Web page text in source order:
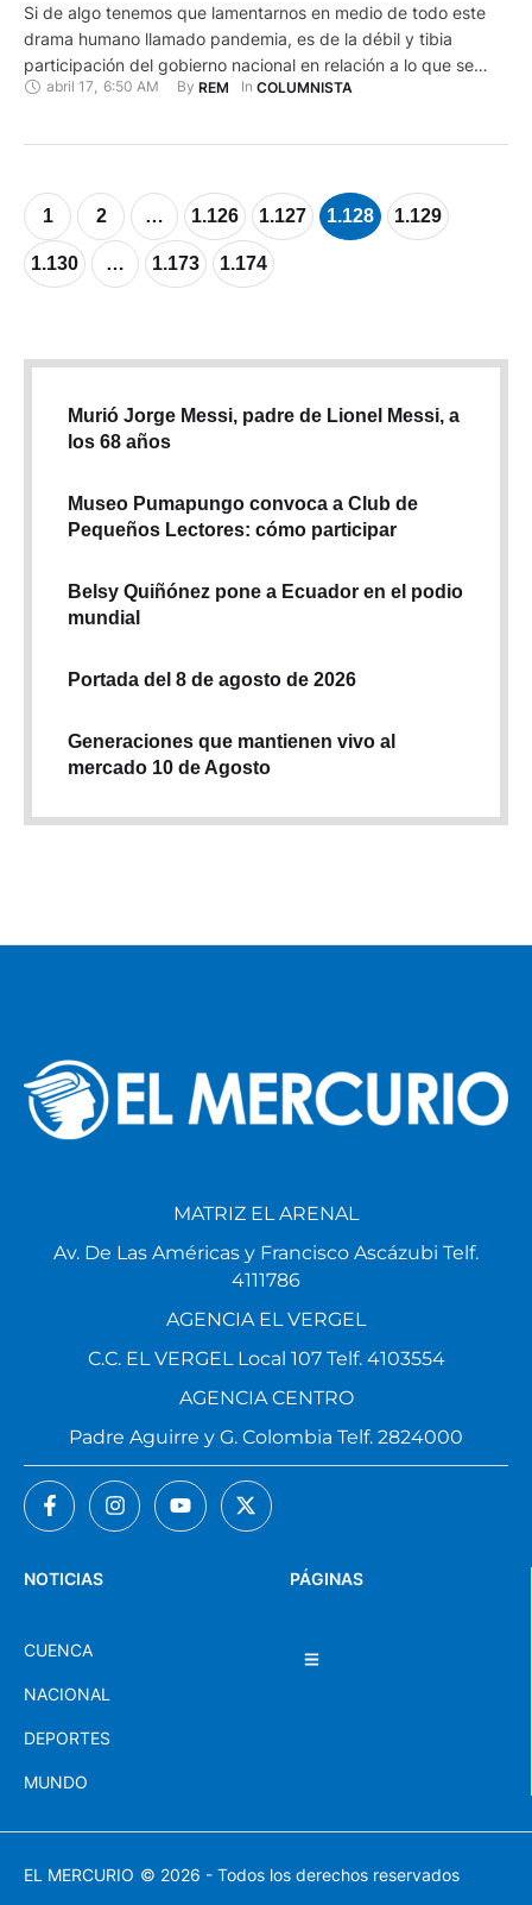
Si de algo tenemos que lamentarnos en medio de todo este
drama humano llamado pandemia, es de la débil y tibia
participación del gobierno nacional en relación a lo que se
debe y no se debe hacer en el país hablando estrictamente
Vicepresidente de …
abril 17, 6:50 AM By REM In COLUMNISTA
1 2 … 1.126 1.127 1.128 1.129
1.130 … 1.173 1.174
Murió Jorge Messi, padre de Lionel Messi, a
los 68 años
Museo Pumapungo convoca a Club de
Pequeños Lectores: cómo participar
Belsy Quiñónez pone a Ecuador en el podio
mundial
Portada del 8 de agosto de 2026
Generaciones que mantienen vivo al
mercado 10 de Agosto
PÁGINAS
NOTICIAS
CUENCA
NACIONAL
DEPORTES
MUNDO
MATRIZ EL ARENAL
Av. De Las Américas y Francisco Ascázubi Telf.
4111786
AGENCIA EL VERGEL
C.C. EL VERGEL Local 107 Telf. 4103554
AGENCIA CENTRO
Padre Aguirre y G. Colombia Telf. 2824000
EL MERCURIO © 2026 - Todos los derechos reservados